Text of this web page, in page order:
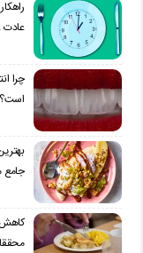
عادت
چرا
است؟
کاهش